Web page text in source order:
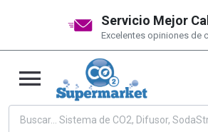
Servicio Mejor
Excelentes opiniones de